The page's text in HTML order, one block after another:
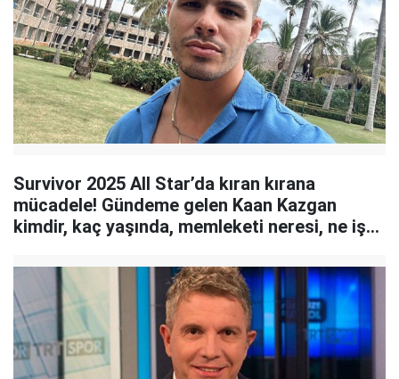
Survivor 2025 All Star’da kıran kırana
mücadele! Gündeme gelen Kaan Kazgan
kimdir, kaç yaşında, memleketi neresi, ne iş